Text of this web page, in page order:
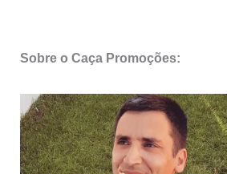
Sobre o Caça Promoções: